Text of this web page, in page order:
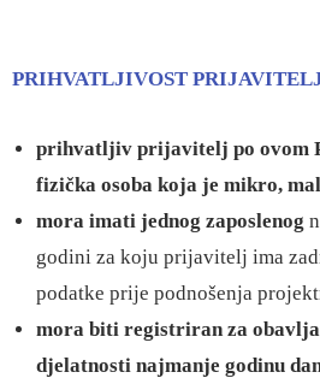
PRIHVATLJIVOST
prihvatljiv prijavitelj po ovom
fizička osoba koja je mikro,
mora imati jednog zaposlenog
godini za koju prijavitelj ima
podatke prije podnošenja
mora biti registriran za
djelatnosti najmanje godinu